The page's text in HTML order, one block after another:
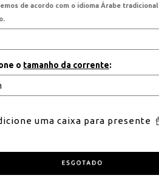
de acordo com o idioma Árabe tradicional
o tamanho da corrente:
uma caixa para presente